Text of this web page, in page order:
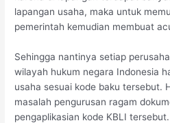
lapangan usaha, maka untuk
pemerintah kemudian membuat
Sehingga nantinya setiap
wilayah hukum negara Indonesia
usaha sesuai kode baku tersebut.
masalah pengurusan ragam
pengaplikasian kode KBLI tersebut.